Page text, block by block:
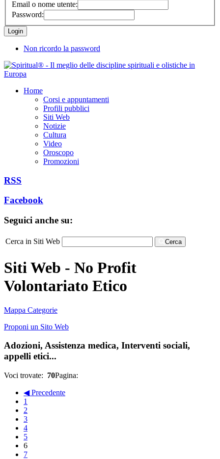
Email o nome utente:
Password:
Non ricordo la password
Home
Corsi e appuntamenti
Profili pubblici
Siti Web
Notizie
Cultura
Video
Oroscopo
Promozioni
RSS
Facebook
Seguici anche su:
Cerca in Siti Web Cerca
Siti Web - No Profit
Volontariato Etico
Mappa Categorie
Proponi un Sito Web
Adozioni, Assistenza medica, Interventi sociali,
appelli etici...
Voci trovate: 70Pagina:
◀ Precedente
1
2
3
4
5
6
7